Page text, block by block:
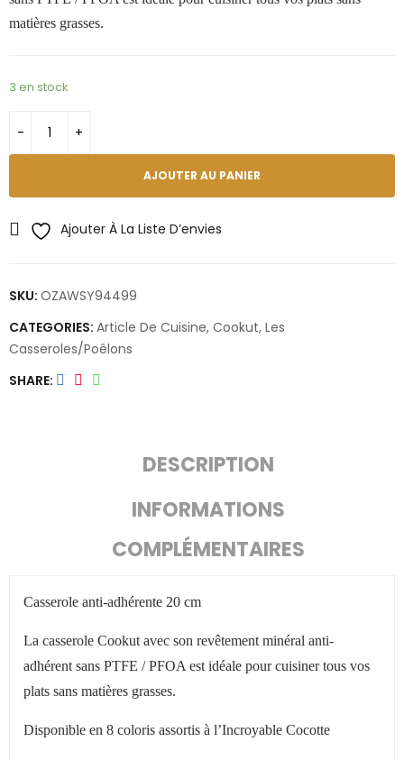
matières grasses.
3 en stock
AJOUTER AU PANIER
Ajouter À La Liste D’envies
SKU: OZAWSY94499
CATEGORIES: Article De Cuisine, Cookut, Les
Casseroles/poêlons
SHARE
DESCRIPTION
INFORMATIONS
COMPLÉMENTAIRES
Casserole anti-adhérente 20 cm
La casserole Cookut avec son revêtement minéral anti-
adhérent sans PTFE / PFOA est idéale pour cuisiner tous vos
plats sans matières grasses.
Disponible en 8 coloris assortis à l’Incroyable Cocotte